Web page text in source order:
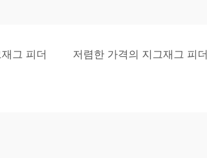
그 피더 저렴한 가격의 지그재그 피더